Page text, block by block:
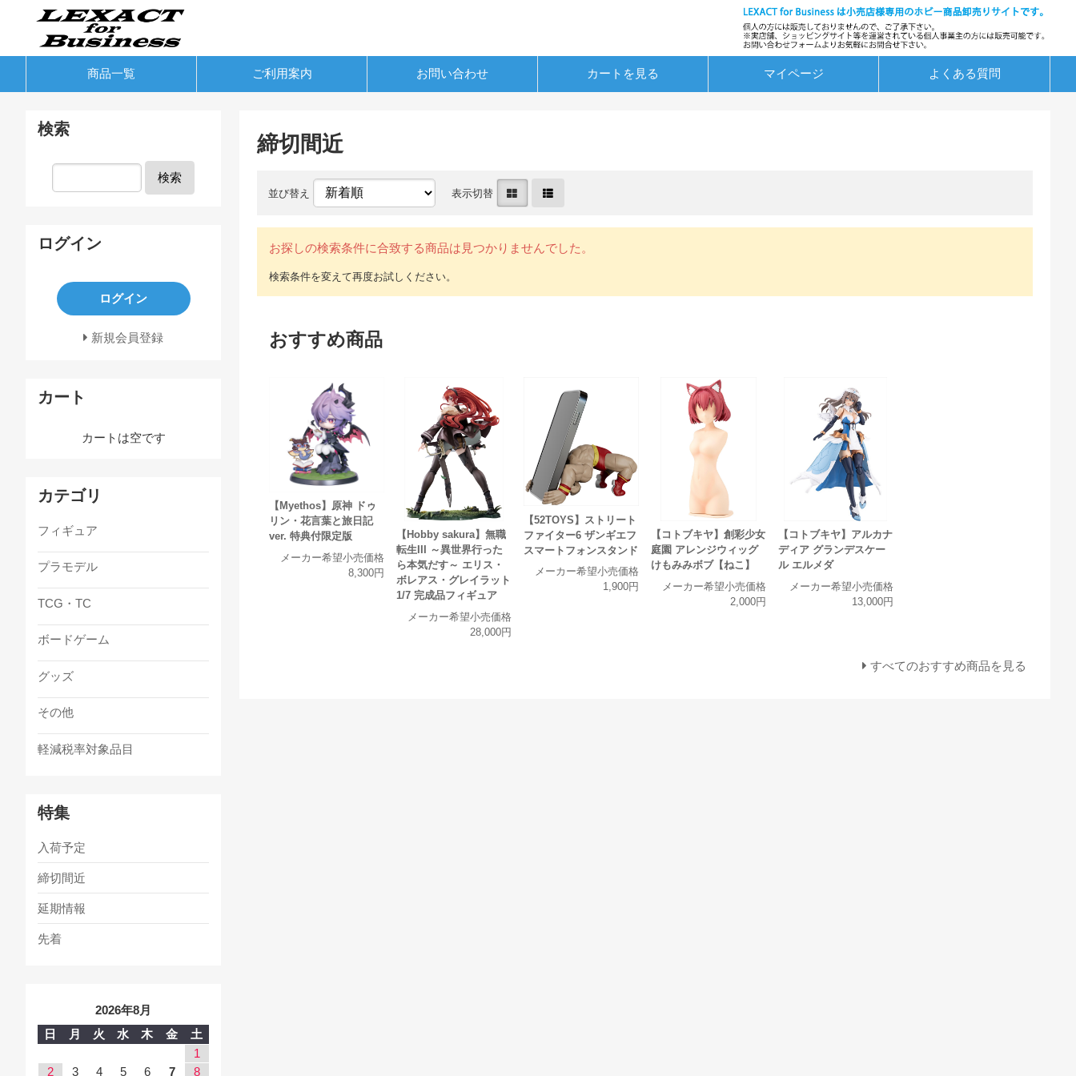
商品一覧 ご利用案内 お問い合わせ カートを見る マイページ よくある質問
締切間近
並び替え 表示切替
お探しの検索条件に合致する商品は見つかりませんでした。
おすすめ商品
【Myethos】原神 ドゥ
リン・花言葉と旅日記
ver. 特典付限定版
メーカー希望小売価格
8,300円
【Hobby sakura】無職
転生III ～異世界行った
ら本気だす～ エリス・
ボレアス・グレイラット
1/7 完成品フィギュア
メーカー希望小売価格
28,000円
【52TOYS】ストリート
ファイター6 ザンギエフ
スマートフォンスタンド
メーカー希望小売価格
1,900円
【コトブキヤ】創彩少女
庭園 アレンジウィッグ
けもみみボブ【ねこ】
メーカー希望小売価格
2,000円
【コトブキヤ】アルカナ
ディア グランデスケー
ル エルメダ
メーカー希望小売価格
13,000円
すべてのおすすめ商品を見る
検索
検索
ログイン
ログイン
新規会員登録
カート
カートは空です
カテゴリ
フィギュア
プラモデル
TCG・TC
ボードゲーム
グッズ
その他
軽減税率対象品目
特集
入荷予定
締切間近
延期情報
先着
2026年8月
日
月 火 水 木 金
土
1
2
3 4 5 6 7
8